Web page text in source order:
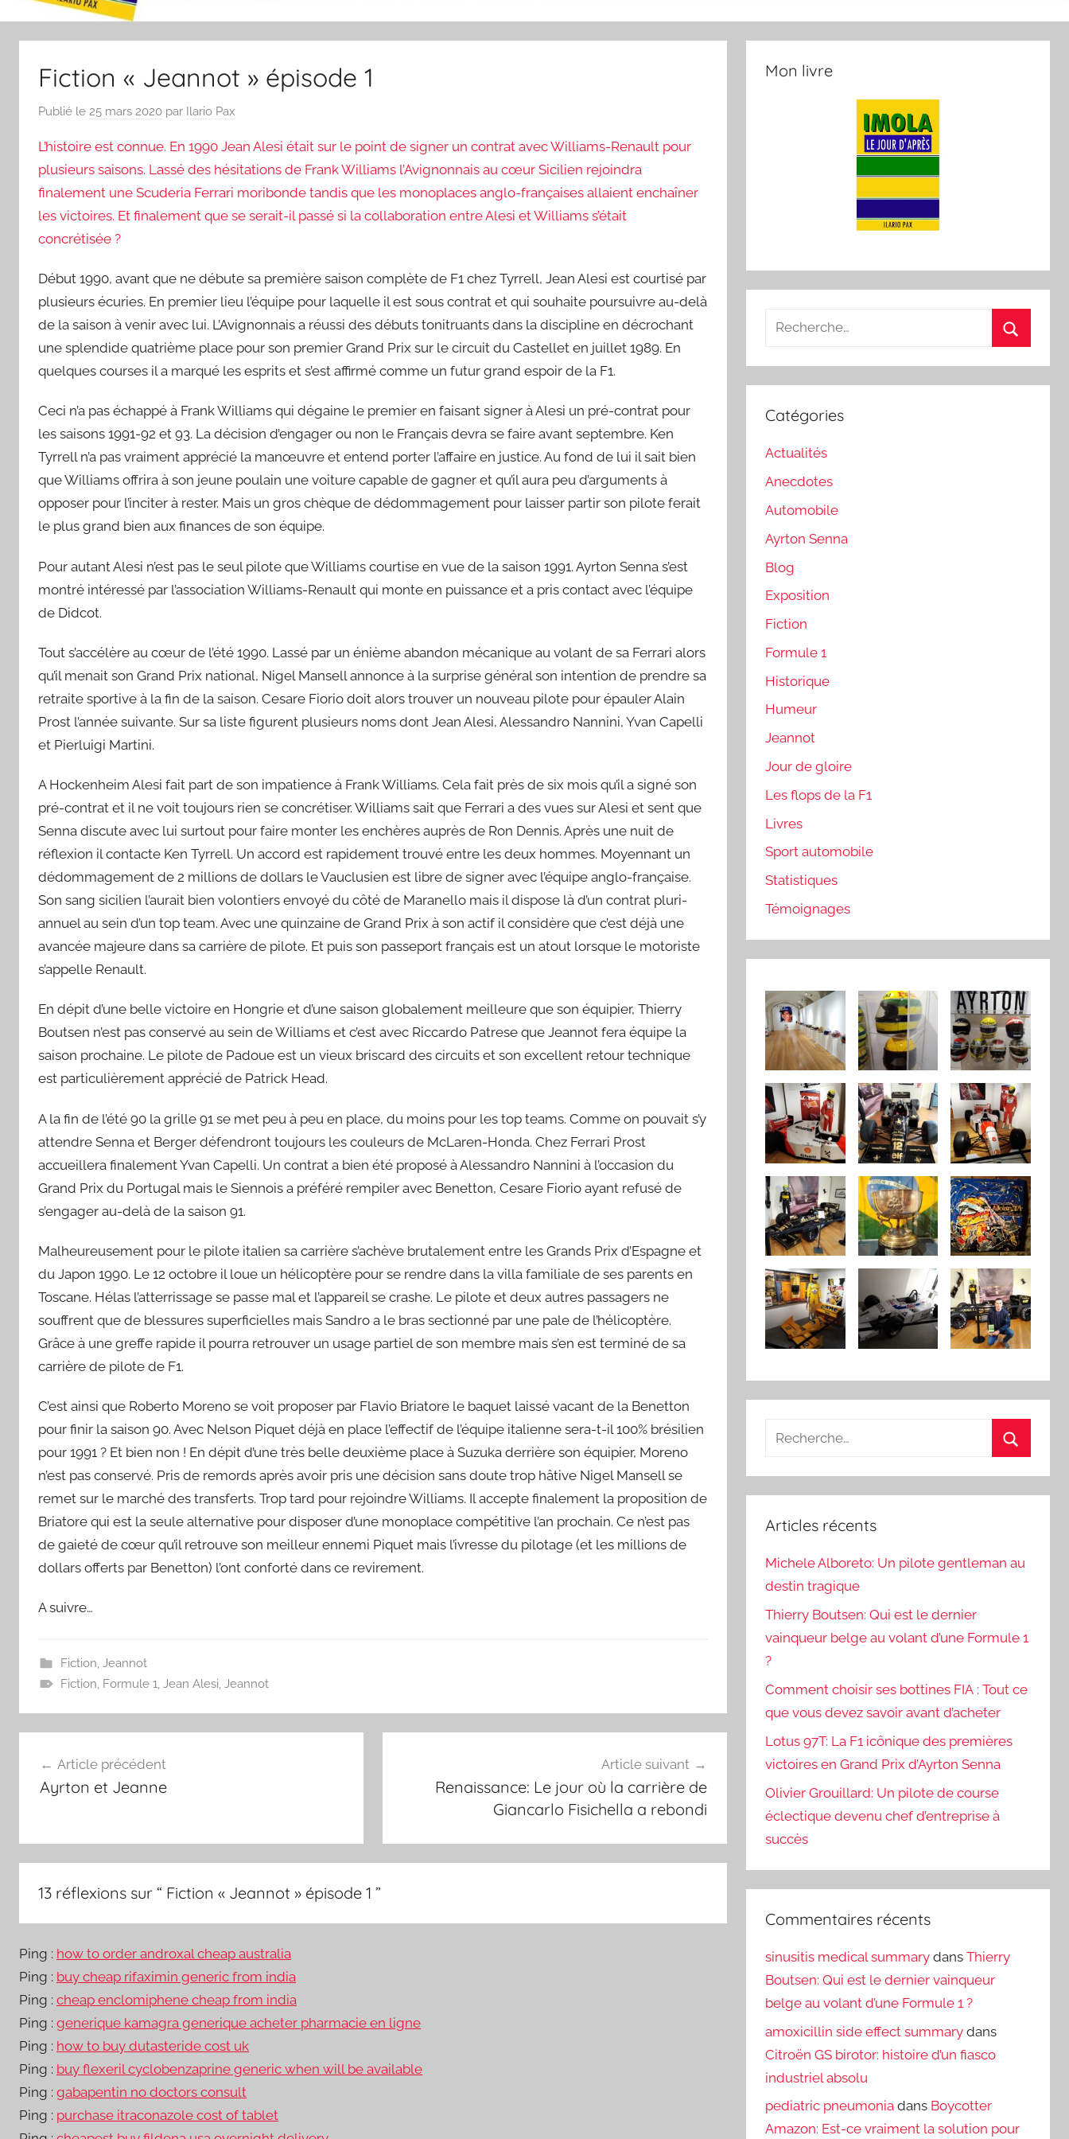
Fiction « Jeannot » épisode 1
Publié le 25 mars 2020 par Ilario Pax
L’histoire est connue. En 1990 Jean Alesi était sur le point de signer un contrat avec Williams-Renault pour
plusieurs saisons. Lassé des hésitations de Frank Williams l’Avignonnais au cœur Sicilien rejoindra
finalement une Scuderia Ferrari moribonde tandis que les monoplaces anglo-françaises allaient enchaîner
les victoires. Et finalement que se serait-il passé si la collaboration entre Alesi et Williams s’était
concrétisée ?
Début 1990, avant que ne débute sa première saison complète de F1 chez Tyrrell, Jean Alesi est courtisé par
plusieurs écuries. En premier lieu l’équipe pour laquelle il est sous contrat et qui souhaite poursuivre au-delà
de la saison à venir avec lui. L’Avignonnais a réussi des débuts tonitruants dans la discipline en décrochant
une splendide quatrième place pour son premier Grand Prix sur le circuit du Castellet en juillet 1989. En
quelques courses il a marqué les esprits et s’est affirmé comme un futur grand espoir de la F1.
Ceci n’a pas échappé à Frank Williams qui dégaine le premier en faisant signer à Alesi un pré-contrat pour
les saisons 1991-92 et 93. La décision d’engager ou non le Français devra se faire avant septembre. Ken
Tyrrell n’a pas vraiment apprécié la manœuvre et entend porter l’affaire en justice. Au fond de lui il sait bien
que Williams offrira à son jeune poulain une voiture capable de gagner et qu’il aura peu d’arguments à
opposer pour l’inciter à rester. Mais un gros chèque de dédommagement pour laisser partir son pilote ferait
le plus grand bien aux finances de son équipe.
Pour autant Alesi n’est pas le seul pilote que Williams courtise en vue de la saison 1991. Ayrton Senna s’est
montré intéressé par l’association Williams-Renault qui monte en puissance et a pris contact avec l’équipe
de Didcot.
Tout s’accélère au cœur de l’été 1990. Lassé par un énième abandon mécanique au volant de sa Ferrari alors
qu’il menait son Grand Prix national, Nigel Mansell annonce à la surprise général son intention de prendre sa
retraite sportive à la fin de la saison. Cesare Fiorio doit alors trouver un nouveau pilote pour épauler Alain
Prost l’année suivante. Sur sa liste figurent plusieurs noms dont Jean Alesi, Alessandro Nannini, Yvan Capelli
et Pierluigi Martini.
A Hockenheim Alesi fait part de son impatience à Frank Williams. Cela fait près de six mois qu’il a signé son
pré-contrat et il ne voit toujours rien se concrétiser. Williams sait que Ferrari a des vues sur Alesi et sent que
Senna discute avec lui surtout pour faire monter les enchères auprès de Ron Dennis. Après une nuit de
réflexion il contacte Ken Tyrrell. Un accord est rapidement trouvé entre les deux hommes. Moyennant un
dédommagement de 2 millions de dollars le Vauclusien est libre de signer avec l’équipe anglo-française.
Son sang sicilien l’aurait bien volontiers envoyé du côté de Maranello mais il dispose là d’un contrat pluri-
annuel au sein d’un top team. Avec une quinzaine de Grand Prix à son actif il considère que c’est déjà une
avancée majeure dans sa carrière de pilote. Et puis son passeport français est un atout lorsque le motoriste
s’appelle Renault.
En dépit d’une belle victoire en Hongrie et d’une saison globalement meilleure que son équipier, Thierry
Boutsen n’est pas conservé au sein de Williams et c’est avec Riccardo Patrese que Jeannot fera équipe la
saison prochaine. Le pilote de Padoue est un vieux briscard des circuits et son excellent retour technique
est particulièrement apprécié de Patrick Head.
A la fin de l’été 90 la grille 91 se met peu à peu en place, du moins pour les top teams. Comme on pouvait s’y
attendre Senna et Berger défendront toujours les couleurs de McLaren-Honda. Chez Ferrari Prost
accueillera finalement Yvan Capelli. Un contrat a bien été proposé à Alessandro Nannini à l’occasion du
Grand Prix du Portugal mais le Siennois a préféré rempiler avec Benetton, Cesare Fiorio ayant refusé de
s’engager au-delà de la saison 91.
Malheureusement pour le pilote italien sa carrière s’achève brutalement entre les Grands Prix d’Espagne et
du Japon 1990. Le 12 octobre il loue un hélicoptère pour se rendre dans la villa familiale de ses parents en
Toscane. Hélas l’atterrissage se passe mal et l’appareil se crashe. Le pilote et deux autres passagers ne
souffrent que de blessures superficielles mais Sandro a le bras sectionné par une pale de l’hélicoptère.
Grâce à une greffe rapide il pourra retrouver un usage partiel de son membre mais s’en est terminé de sa
carrière de pilote de F1.
C’est ainsi que Roberto Moreno se voit proposer par Flavio Briatore le baquet laissé vacant de la Benetton
pour finir la saison 90. Avec Nelson Piquet déjà en place l’effectif de l’équipe italienne sera-t-il 100% brésilien
pour 1991 ? Et bien non ! En dépit d’une très belle deuxième place à Suzuka derrière son équipier, Moreno
n’est pas conservé. Pris de remords après avoir pris une décision sans doute trop hâtive Nigel Mansell se
remet sur le marché des transferts. Trop tard pour rejoindre Williams. Il accepte finalement la proposition de
Briatore qui est la seule alternative pour disposer d’une monoplace compétitive l’an prochain. Ce n’est pas
de gaieté de cœur qu’il retrouve son meilleur ennemi Piquet mais l’ivresse du pilotage (et les millions de
dollars offerts par Benetton) l’ont conforté dans ce revirement.
A suivre…
Fiction, Jeannot
Fiction, Formule 1, Jean Alesi, Jeannot
de
l’article
Article précédent
Ayrton et Jeanne
Article suivant
Renaissance: Le jour où la carrière de
Giancarlo Fisichella a rebondi
13 réflexions sur “ Fiction « Jeannot » épisode 1 ”
Ping : how to order androxal cheap australia
Ping : buy cheap rifaximin generic from india
Ping : cheap enclomiphene cheap from india
Ping : generique kamagra generique acheter pharmacie en ligne
Ping : how to buy dutasteride cost uk
Ping : buy flexeril cyclobenzaprine generic when will be available
Ping : gabapentin no doctors consult
Ping : purchase itraconazole cost of tablet
Mon livre
Recherche
:
Catégories
Actualités
Anecdotes
Automobile
Ayrton Senna
Blog
Exposition
Fiction
Formule 1
Historique
Humeur
Jeannot
Jour de gloire
Les flops de la F1
Livres
Sport automobile
Statistiques
Témoignages
Recherche
:
Articles récents
Michele Alboreto: Un pilote gentleman au
destin tragique
Thierry Boutsen: Qui est le dernier
vainqueur belge au volant d’une Formule 1
?
Comment choisir ses bottines FIA : Tout ce
que vous devez savoir avant d’acheter
Lotus 97T: La F1 icônique des premières
victoires en Grand Prix d’Ayrton Senna
Olivier Grouillard: Un pilote de course
éclectique devenu chef d’entreprise à
succès
Commentaires récents
sinusitis medical summary dansThierry
Boutsen: Qui est le dernier vainqueur
belge au volant d’une Formule 1 ?
amoxicillin side effect summary dans
Citroën GS birotor: histoire d’un fiasco
industriel absolu
pediatric pneumonia dans Boycotter
Amazon: Est-ce vraiment la solution pour